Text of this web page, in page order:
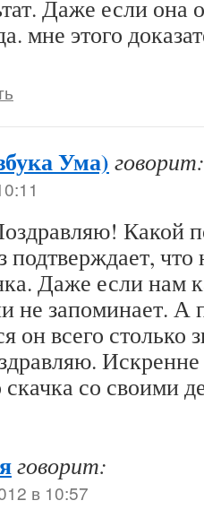
Даже если она
мне этого
Ума) говорит:
Какой
подтверждает, что
Даже если нам
не запоминает.
он всего столько
со своими
говорит:
в 10:57